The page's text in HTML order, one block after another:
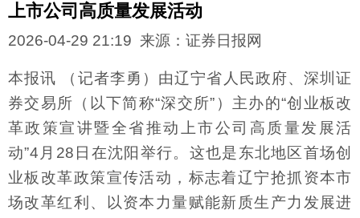
上市公司高质量发展活动
2026-04-29 21:19 来源：证券日报网
本报讯 （记者李勇）由辽宁省人民政府、深圳证
券交易所（以下简称“深交所”）主办的“创业板改
革政策宣讲暨全省推动上市公司高质量发展活
动”4月28日在沈阳举行。这也是东北地区首场创
业板改革政策宣传活动，标志着辽宁抢抓资本市
场改革红利、以资本力量赋能新质生产力发展进